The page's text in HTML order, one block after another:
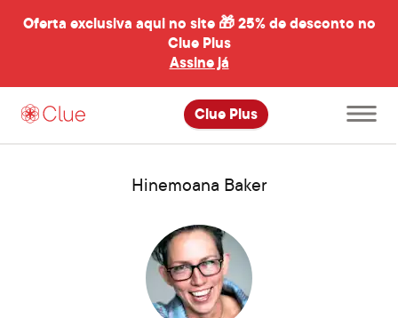
Oferta exclusiva aqui no site 🎁25% de desconto no
Clue Plus
Assine já
Clue Plus
Abrir
menu
principal
Hinemoana Baker